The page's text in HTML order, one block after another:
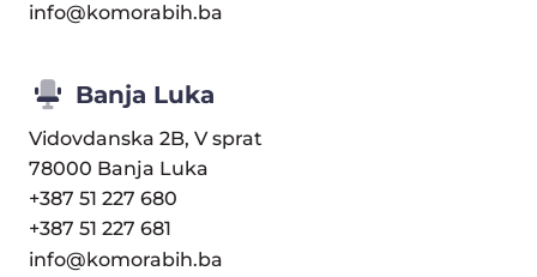
info@komorabih.ba
Banja Luka
Vidovdanska 2B, V sprat
78000 Banja Luka
+387 51 227 680
+387 51 227 681
info@komorabih.ba